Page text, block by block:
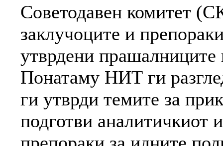
Советодавен комитет
заклучоците и
утврдени прашалниците
Понатаму НИТ ги
ги утврди темите за
подготви аналитичкиот